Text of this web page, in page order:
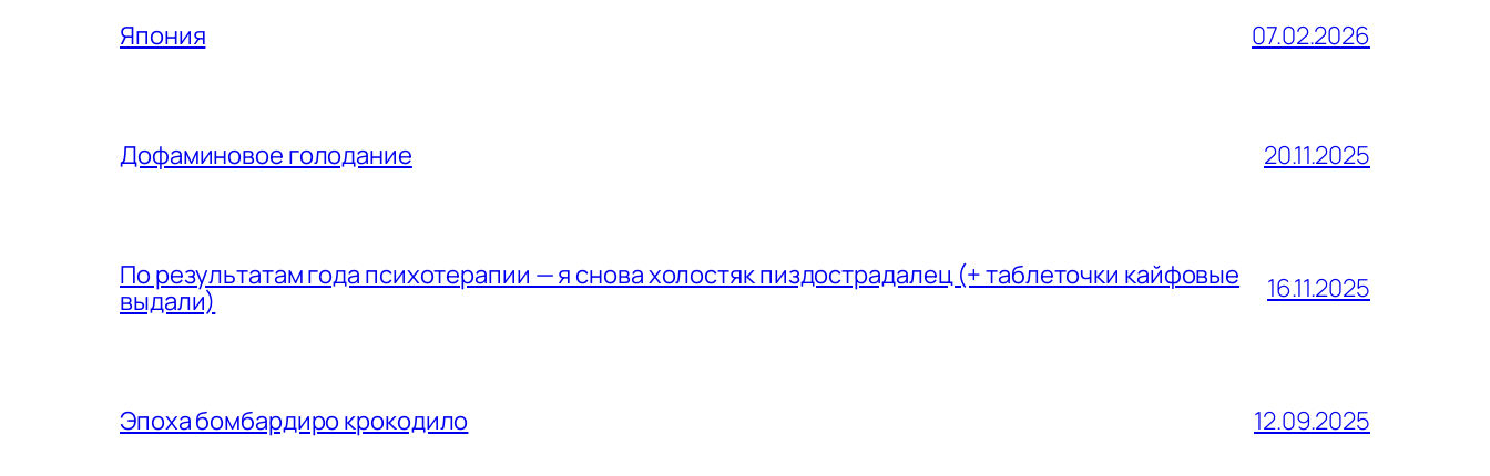
Япония 07.02.2026
Дофаминовое голодание 20.11.2025
По результатам года психотерапии — я снова холостяк пиздострадалец (+ таблеточки кайфовые
выдали)
16.11.2025
Эпоха бомбардиро крокодило 12.09.2025